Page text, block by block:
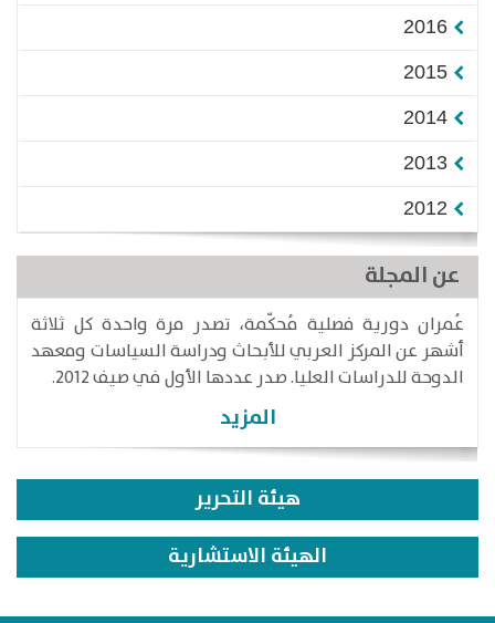
2016
2015
2014
2013
2012
عن المجلة
عُمران دورية فصلية مُحكّمة، تصدر مرة واحدة كل ثلاثة
أشهر عن المركز العربي للأبحاث ودراسة السياسات ومعهد
الدوحة للدراسات العليا. صدر عددها الأول في صيف 2012.
المزيد
هيئة التحرير
الهيئة الاستشارية